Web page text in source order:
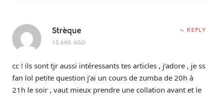
Strèque
12 ANS AGO
REPLY
cc ! ils sont tjr aussi intéressants tes articles , j’adore , je ss
fan lol petite question j’ai un cours de zumba de 20h à
21h le soir , vaut mieux prendre une collation avant et le